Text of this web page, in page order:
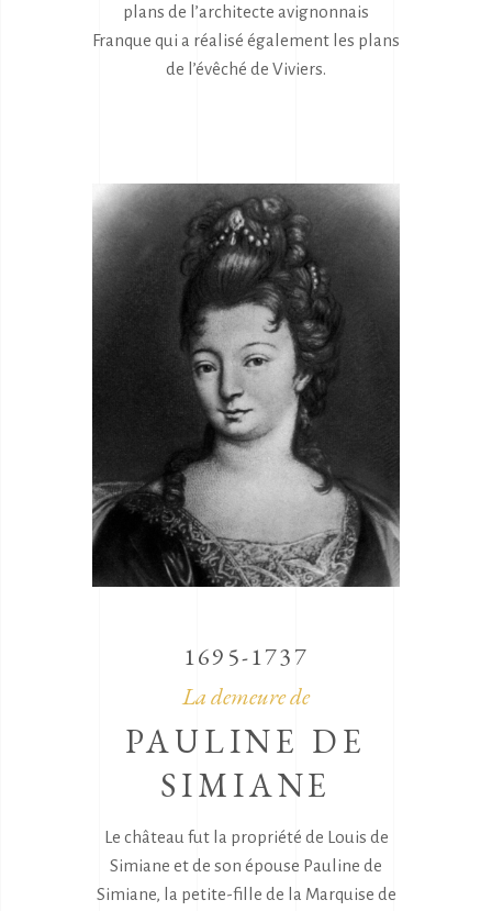
plans de l’architecte avignonnais
Franque qui a réalisé également les plans
de l’évêché de Viviers.
1695-1737
La demeure de
PAULINE DE
SIMIANE
Le château fut la propriété de Louis de
Simiane et de son épouse Pauline de
Simiane, la petite-fille de la Marquise de